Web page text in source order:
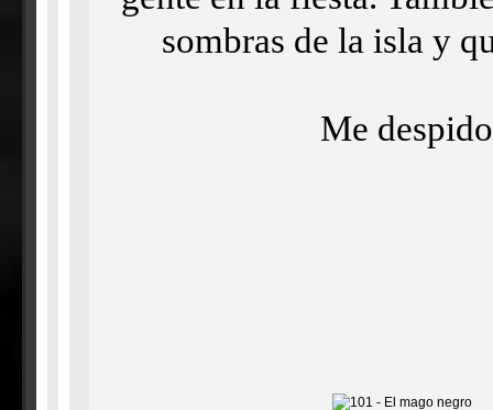
sombras de la isla y
Me